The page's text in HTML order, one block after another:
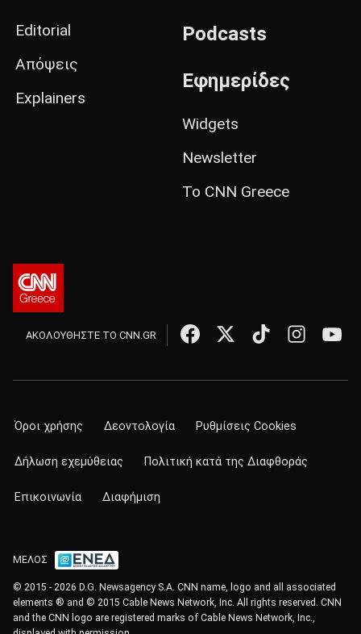
Editorial
Απόψεις
Explainers
Podcasts
Εφημερίδες
Widgets
Newsletter
Το CNN Greece
ΑΚΟΛΟΥΘΗΣΤΕ ΤΟ CNN.GR
Όροι χρήσης Δεοντολογία Ρυθμίσεις Cookies
Δήλωση εχεμύθειας Πολιτική κατά της Διαφθοράς
Επικοινωνία Διαφήμιση
ΜΕΛΟΣ
© 2015 - 2026 D.G. Newsagency S.A. CNN name, logo and all associated
elements ® and © 2015 Cable News Network, Inc. All rights reserved. CNN
and the CNN logo are registered marks of Cable News Network, Inc.,